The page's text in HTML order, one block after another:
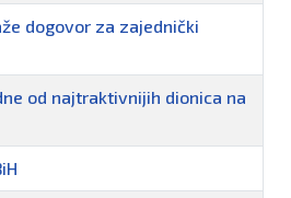
dogovor za zajednički
od najtraktivnijih dionica na